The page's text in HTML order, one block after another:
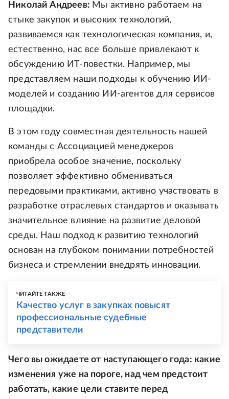
Николай Андреев: Мы активно работаем на
стыке закупок и высоких технологий,
развиваемся как технологическая компания, и,
естественно, нас все больше привлекают к
обсуждению ИТ-повестки. Например, мы
представляем наши подходы к обучению ИИ-
моделей и созданию ИИ-агентов для сервисов
площадки.
В этом году совместная деятельность нашей
команды с Ассоциацией менеджеров
приобрела особое значение, поскольку
позволяет эффективно обмениваться
передовыми практиками, активно участвовать в
разработке отраслевых стандартов и оказывать
значительное влияние на развитие деловой
среды. Наш подход к развитию технологий
основан на глубоком понимании потребностей
бизнеса и стремлении внедрять инновации.
ЧИТАЙТЕ ТАКЖЕ
Качество услуг в закупках повысят
профессиональные судебные
представители
Чего вы ожидаете от наступающего года: какие
изменения уже на пороге, над чем предстоит
работать, какие цели ставите перед